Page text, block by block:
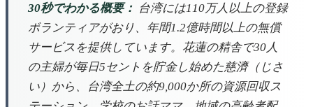
30秒でわかる概要：
台湾には110万人以上の登録
ボランティアがおり、年間1.2億時間以上の無償
サービスを提供しています。花蓮の精舎で30人
の主婦が毎日5セントを貯金し始めた慈濟（じさ
い）から、台湾全土の約9,000か所の資源回収ス